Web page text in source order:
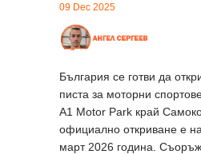
09 Dec 2025
България се готви да
писта за моторни
A1 Motor Park край
официално откриване е
март 2026 година.